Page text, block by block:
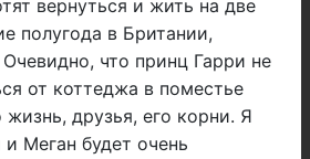
вернуться и жить на две
полугода в Британии,
что принц Гарри не
от коттеджа в поместье
друзья, его корни. Я
Меган будет очень